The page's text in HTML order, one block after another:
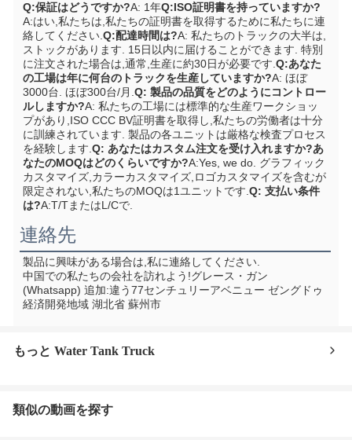
Q:保証はどうですか?A: 1年Q:ISO証明書を持っていますか?
A:はい,私たちは,私たちの証明書を取得するために私たちに連
絡してください. Q:配達時間は?A: 私たちのトラックの大半は,
ストックがあります. 15日以内に届けることができます. 特別
に注文された場合は,通常,生産に約30日が必要です. Q:あなた
の工場は年に何台のトラックを生産していますか?A: ほぼ
3000台. ほぼ300台/月. Q: 製品の品質をどのようにコントロー
ルしますか?A: 私たちの工場には標準的な生産ワークショッ
プがあり,ISO CCC BV証明書を取得し,私たちの労働者は十分
に訓練されています. 製品の各ユニットは厳格な検査プロセス
を経験します. Q: あなたはカスタム注文を受け入れますか?あ
なたのMOQはどのくらいですか?A:Yes, we do. グラフィック
カスタマイズ,カラーカスタマイズ,ロゴカスタマイズを含むが
限定されない,私たちのMOQは1ユニットです. Q: 支払い条件
は?A:T/TまたはL/Cで.
連絡先
製品に興味がある場合は,私に連絡してください.
中国での私たちの会社を訪れよう!グレース・ガン
(Whatsapp) 追加:違う77センチュリーアベニュー ゼングドゥ
経済開発地域 湖北省 蘇州市
もっと Water Tank Truck
類似の動画を探す